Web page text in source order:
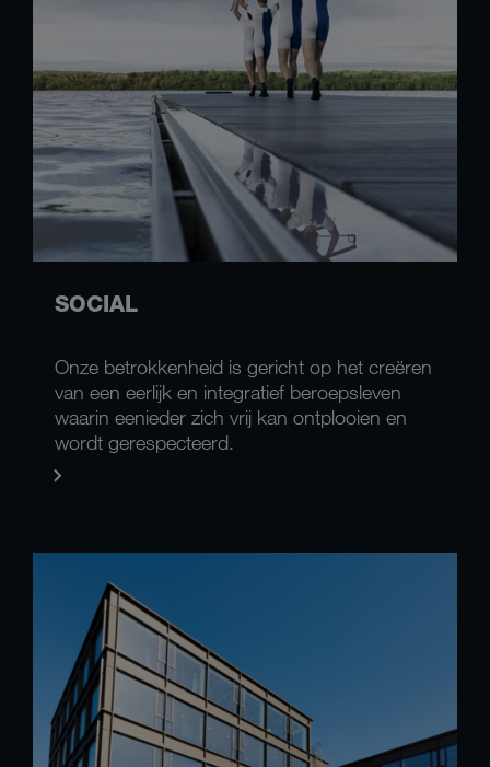
SOCIAL
Onze betrokkenheid is gericht op het creëren
van een eerlijk en integratief beroepsleven
waarin eenieder zich vrij kan ontplooien en
wordt gerespecteerd.